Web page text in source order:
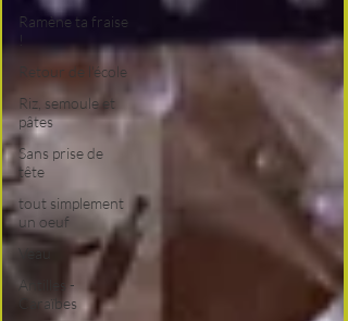
Ramène ta fraise
Retour de l'école
Riz, semoule et
pâtes
Sans prise de
tête
tout simplement
un oeuf
Veau
Antilles -
Caraïbes